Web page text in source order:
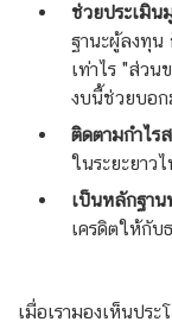
ช่วยประเมิน
ฐานะผู้ลงทุน
เท่าไร "ส่วน
งบนี้ช่วยบอก
ติดตามกำไร
ในระยะยาว
เป็นหลักฐาน
เครดิตให้กับ
เมื่อเรามองเห็นประ